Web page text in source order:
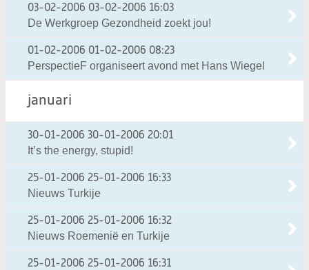
03-02-2006 03-02-2006 16:03
De Werkgroep Gezondheid zoekt jou!
01-02-2006 01-02-2006 08:23
PerspectieF organiseert avond met Hans Wiegel
januari
30-01-2006 30-01-2006 20:01
It’s the energy, stupid!
25-01-2006 25-01-2006 16:33
Nieuws Turkije
25-01-2006 25-01-2006 16:32
Nieuws Roemenië en Turkije
25-01-2006 25-01-2006 16:31